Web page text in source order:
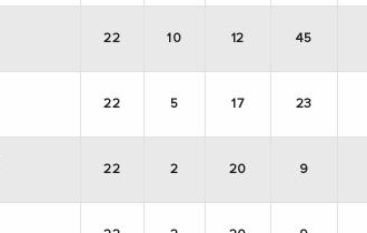
22 10 12 45
22 5 17 23
22 2 20 9